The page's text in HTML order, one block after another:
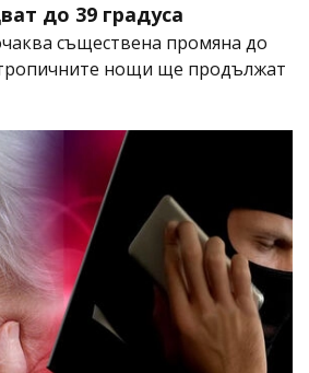
до 39 градуса
съществена промяна до
тропичните нощи ще продължат